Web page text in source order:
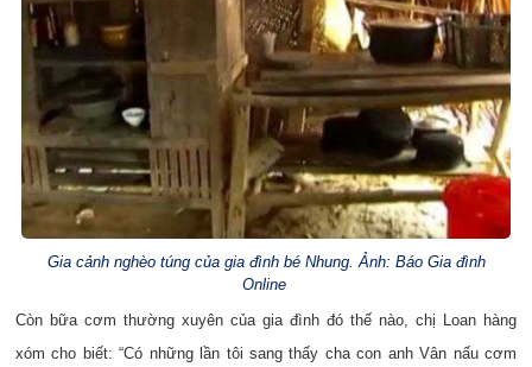
Gia cảnh nghèo túng của gia đình bé Nhung. Ảnh: Báo Gia đình
Online
Còn bữa cơm thường xuyên của gia đình đó thế nào, chị Loan hàng
xóm cho biết: “Có những lần tôi sang thấy cha con anh Vân nấu cơm